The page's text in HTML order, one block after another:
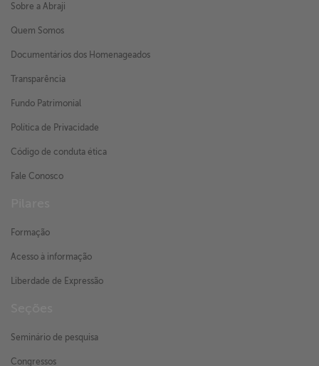
Sobre a Abraji
Quem Somos
Documentários dos Homenageados
Transparência
Fundo Patrimonial
Política de Privacidade
Código de conduta ética
Fale Conosco
Formação
Acesso à informação
Liberdade de Expressão
Seminário de pesquisa
Congressos